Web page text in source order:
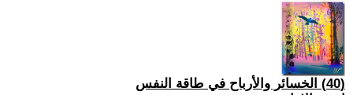
(40) الخسائر والأرباح في طاقة النفس